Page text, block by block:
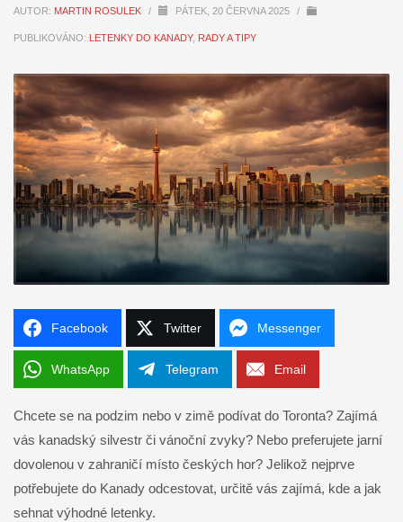
AUTOR: MARTIN ROSULEK / PÁTEK, 20 ČERVNA 2025 /
PUBLIKOVÁNO: LETENKY DO KANADY, RADY A TIPY
Facebook Twitter Messenger
WhatsApp Telegram Email
Chcete se na podzim nebo v zimě podívat do Toronta? Zajímá
vás kanadský silvestr či vánoční zvyky? Nebo preferujete jarní
dovolenou v zahraničí místo českých hor? Jelikož nejprve
potřebujete do Kanady odcestovat, určitě vás zajímá, kde a jak
sehnat výhodné letenky.